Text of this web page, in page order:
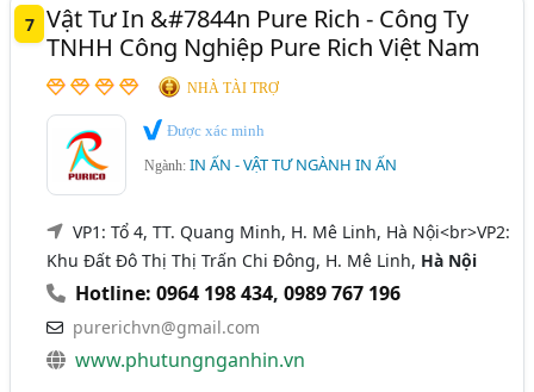
7 Vật Tư In &#7844n Pure Rich - Công Ty
TNHH Công Nghiệp Pure Rich Việt Nam
NHÀ TÀI TRỢ
Được xác minh
Ngành:IN ẤN - VẬT TƯ NGÀNH IN ẤN
VP1: Tổ 4, TT. Quang Minh, H. Mê Linh, Hà Nội<br>VP2:
Khu Đất Đô Thị Thị Trấn Chi Đông, H. Mê Linh, Hà Nội
Hotline: 0964 198 434,0989 767 196
purerichvn@gmail.com
www.phutungnganhin.vn